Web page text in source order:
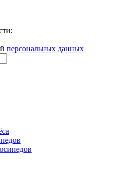
персональных данных